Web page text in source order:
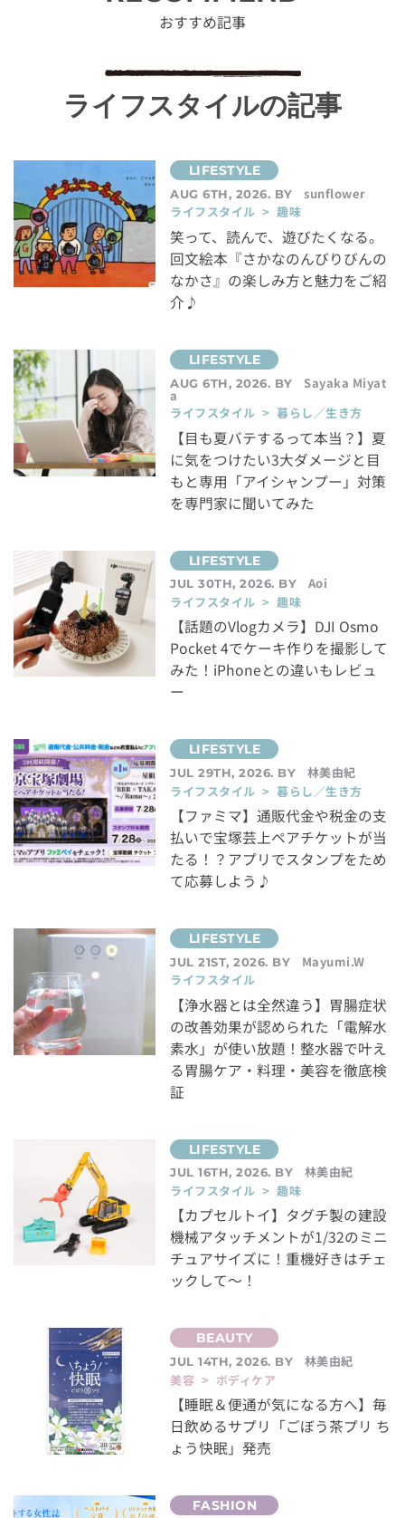
おすすめ記事
ライフスタイルの記事
AUG 6TH, 2026. BY
sunflower
ライフスタイル > 趣味
笑って、読んで、遊びたくなる。
回文絵本『さかなのんびりびんの
なかさ』の楽しみ方と魅力をご紹
介♪
AUG 6TH, 2026. BY Sayaka Miyat
a
ライフスタイル > 暮らし／生き方
【目も夏バテするって本当？】夏
に気をつけたい3大ダメージと目
もと専用「アイシャンプー」対策
を専門家に聞いてみた
JUL 30TH, 2026. BY
Aoi
ライフスタイル > 趣味
【話題のVlogカメラ】DJI Osmo
Pocket 4でケーキ作りを撮影して
みた！iPhoneとの違いもレビュ
ー
JUL 29TH, 2026. BY
林美由紀
ライフスタイル > 暮らし／生き方
【ファミマ】通販代金や税金の支
払いで宝塚芸上ペアチケットが当
たる！？アプリでスタンプをため
て応募しよう♪
JUL 21ST, 2026. BY
Mayumi.W
ライフスタイル
【浄水器とは全然違う】胃腸症状
の改善効果が認められた「電解水
素水」が使い放題！整水器で叶え
る胃腸ケア・料理・美容を徹底検
証
JUL 16TH, 2026. BY
林美由紀
ライフスタイル > 趣味
【カプセルトイ】タグチ製の建設
機械アタッチメントが1/32のミニ
チュアサイズに！重機好きはチェ
ックして～！
JUL 14TH, 2026. BY
林美由紀
美容 > ボディケア
【睡眠＆便通が気になる方へ】毎
日飲めるサプリ「ごぼう茶プリ ち
ょう快眠」発売